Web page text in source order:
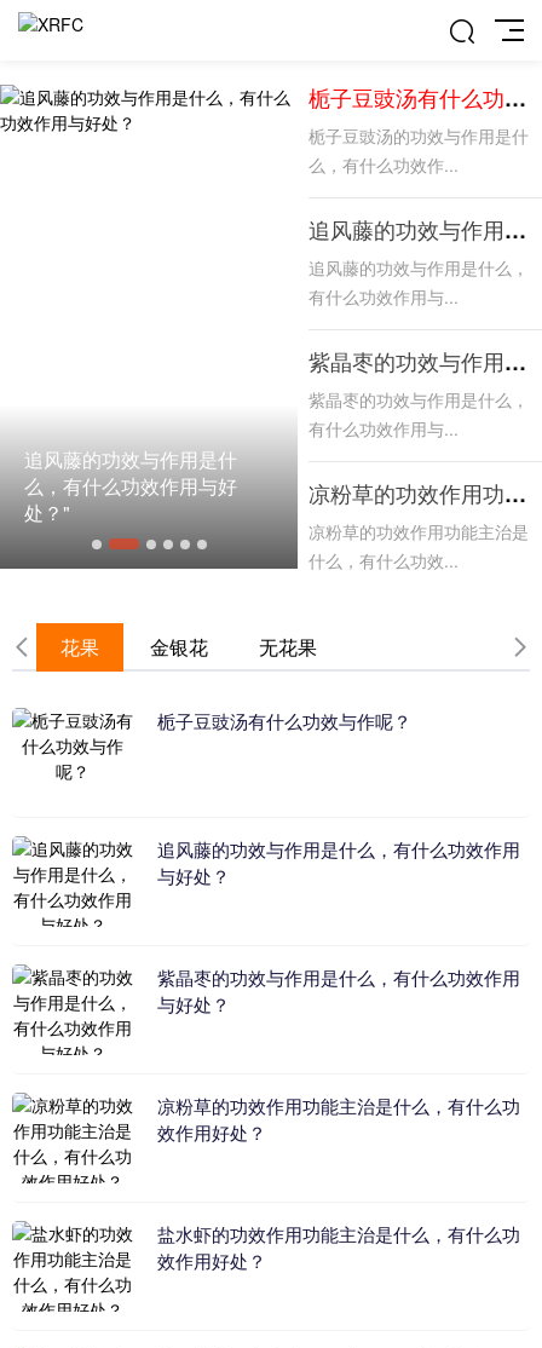
追风藤的功效与作用是什
么，有什么功效作用与好
处？"
紫晶枣的功效与作用是什
么，有什么功效作用与好
处？"
栀子豆豉汤有什么功效与作呢？
栀子豆豉汤的功效与作用是什
么，有什么功效作...
追风藤的功效与作用是什么，有什么功效作用与好处？
追风藤的功效与作用是什么，
有什么功效作用与...
紫晶枣的功效与作用是什么，有什么功效作用与好处？
紫晶枣的功效与作用是什么，
有什么功效作用与...
凉粉草的功效作用功能主治是什么，有什么功效作用好处？
凉粉草的功效作用功能主治是
什么，有什么功效...
盐水虾的功效作用功能主治是
花果 金银花 无花果
栀子豆豉汤有什么功效与作呢？
追风藤的功效与作用是什么，有什么功效作用
与好处？
紫晶枣的功效与作用是什么，有什么功效作用
与好处？
凉粉草的功效作用功能主治是什么，有什么功
效作用好处？
盐水虾的功效作用功能主治是什么，有什么功
效作用好处？